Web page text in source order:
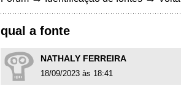
qual a fonte
NATHALY FERREIRA
18/09/2023 às 18:41